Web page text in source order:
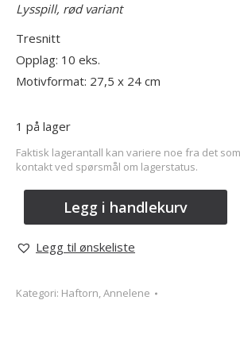
Lysspill, rød variant
Tresnitt
Opplag: 10 eks.
Motivformat: 27,5 x 24 cm
1 på lager
Faktisk lagerantall kan variere noe fra det
kontakt ved spørsmål om lagerstatus.
Legg i handlekurv
Legg til ønskeliste
Kategori: Haftorn, Annelene